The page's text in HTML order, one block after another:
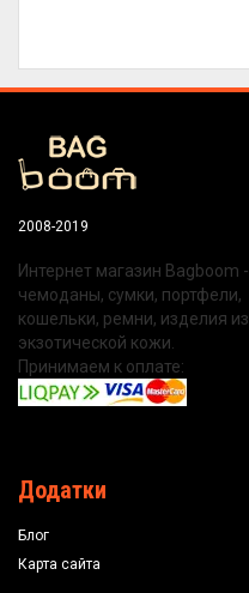
2008-2019
Интернет магазин Bagboom -
чемоданы, сумки, портфели,
кошельки, ремни, изделия из
экзотической кожи.
Принимаем к оплате:
Додатки
Блог
Карта сайта